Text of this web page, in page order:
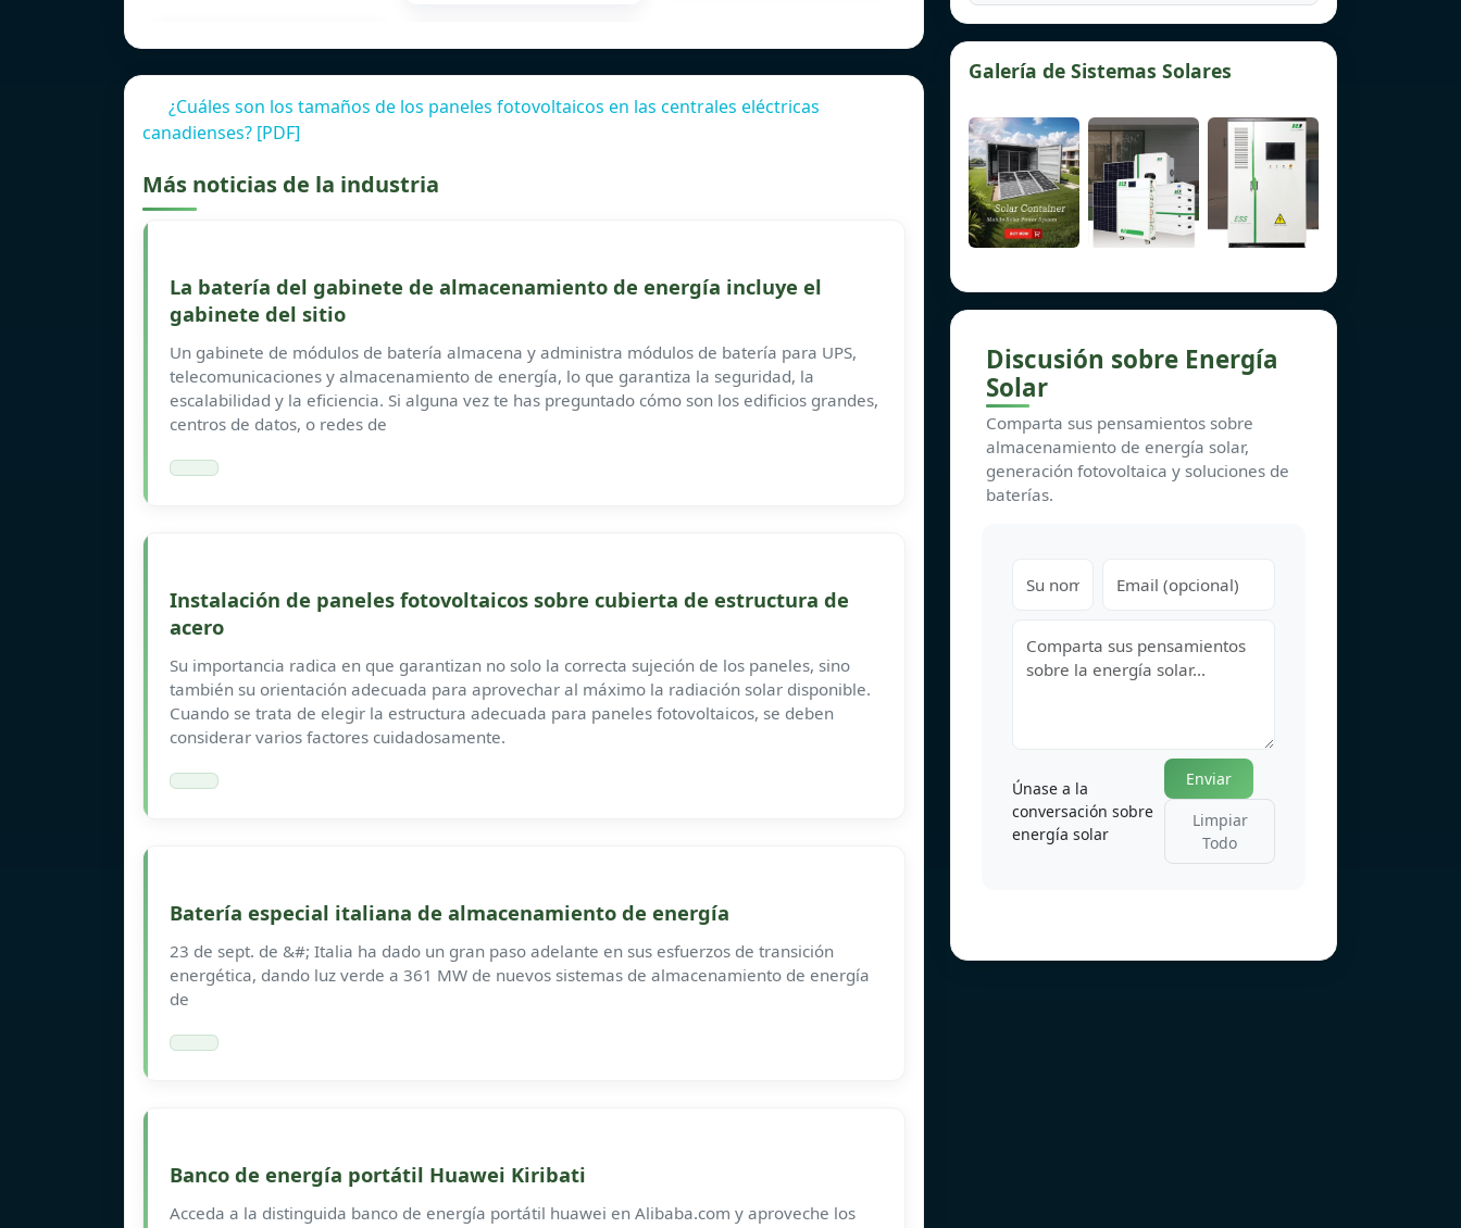
¿Cuáles son los tamaños de los paneles fotovoltaicos en las centrales eléctricas
canadienses? [PDF]
Más noticias de la industria
La batería del gabinete de almacenamiento de energía incluye el
gabinete del sitio
Un gabinete de módulos de batería almacena y administra módulos de batería para UPS,
telecomunicaciones y almacenamiento de energía, lo que garantiza la seguridad, la
escalabilidad y la eficiencia. Si alguna vez te has preguntado cómo son los edificios grandes,
centros de datos, o redes de
Instalación de paneles fotovoltaicos sobre cubierta de estructura de
acero
Su importancia radica en que garantizan no solo la correcta sujeción de los paneles, sino
también su orientación adecuada para aprovechar al máximo la radiación solar disponible.
Cuando se trata de elegir la estructura adecuada para paneles fotovoltaicos, se deben
considerar varios factores cuidadosamente.
Batería especial italiana de almacenamiento de energía
23 de sept. de &#; Italia ha dado un gran paso adelante en sus esfuerzos de transición
energética, dando luz verde a 361 MW de nuevos sistemas de almacenamiento de energía
de
Banco de energía portátil Huawei Kiribati
Acceda a la distinguida banco de energía portátil huawei en Alibaba.com y aproveche los
Galería de Sistemas Solares
Discusión sobre Energía
Solar
Comparta sus pensamientos sobre
almacenamiento de energía solar,
generación fotovoltaica y soluciones de
baterías.
Únase a la
conversación sobre
energía solar
Enviar
Limpiar
Todo